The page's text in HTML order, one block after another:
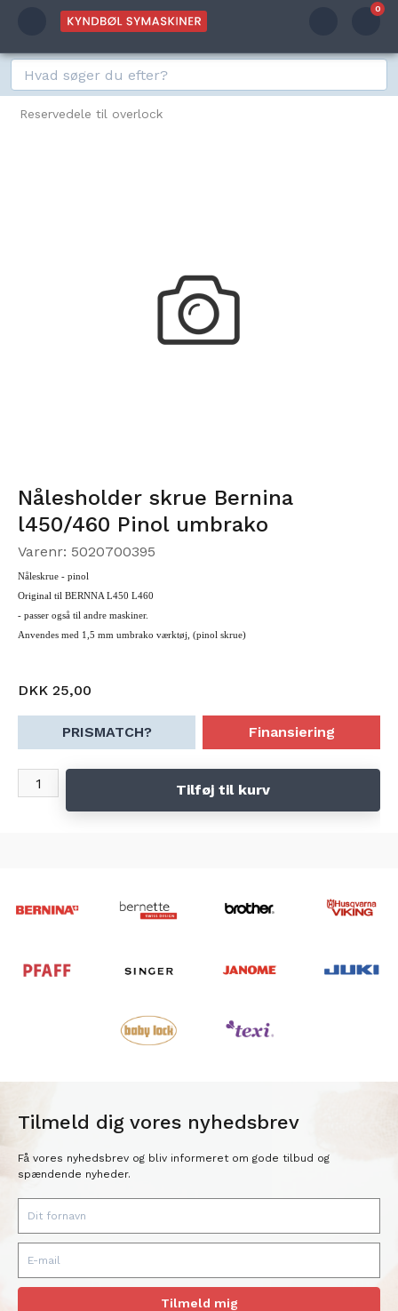
0
Reservedele til overlock
Nålesholder skrue Bernina
l450/460 Pinol umbrako
Varenr: 5020700395
Nåleskrue - pinol
Original til BERNNA L450 L460
- passer også til andre maskiner.
Anvendes med 1,5 mm umbrako værktøj, (pinol skrue)
DKK 25,00
PRISMATCH? Finansiering
Tilføj til kurv
Tilmeld dig vores nyhedsbrev
Få vores nyhedsbrev og bliv informeret om gode tilbud og
spændende nyheder.
Tilmeld mig